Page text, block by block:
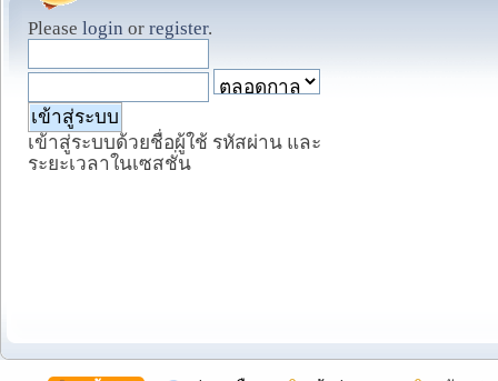
Please login or register.
เข้าสู่ระบบด้วยชื่อผู้ใช้ รหัสผ่าน และ
ระยะเวลาในเซสชั่น